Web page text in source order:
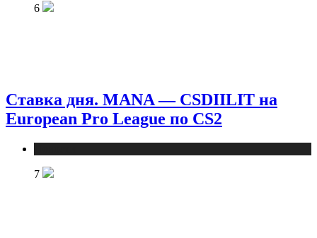
6
Ставка дня. MANA — CSDIILIT на
European Pro League по CS2
7